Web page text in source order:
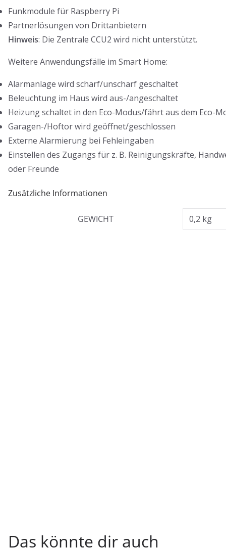
Funkmodule für Raspberry Pi
Partnerlösungen von Drittanbietern
Hinweis: Die Zentrale CCU2 wird nicht unterstützt.
Weitere Anwendungsfälle im Smart Home:
Alarmanlage wird scharf/unscharf geschaltet
Beleuchtung im Haus wird aus-/angeschaltet
Heizung schaltet in den Eco-Modus/fährt aus dem Eco-
Garagen-/Hoftor wird geöffnet/geschlossen
Externe Alarmierung bei Fehleingaben
Einstellen des Zugangs für z. B. Reinigungskräfte,
oder Freunde
Zusätzliche Informationen
GEWICHT 0,2 kg
Das könnte dir auch